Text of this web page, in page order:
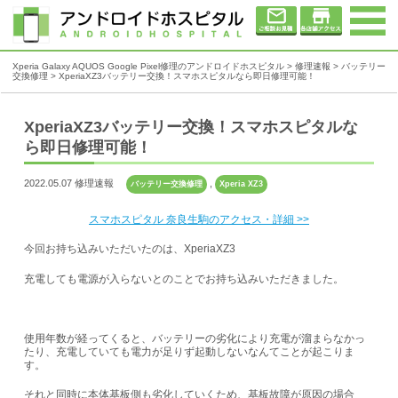
Xperia Galaxy AQUOS Google Pixel修理のアンドロイドホスピタル > 修理速報 > バッテリー
交換修理 > XperiaXZ3バッテリー交換！スマホスピタルなら即日修理可能！
XperiaXZ3バッテリー交換！スマホスピタルな
ら即日修理可能！
2022.05.07 修理速報 バッテリー交換修理 , Xperia XZ3
スマホスピタル 奈良生駒のアクセス・詳細 >>
今回お持ち込みいただいたのは、XperiaXZ3
充電しても電源が入らないとのことでお持ち込みいただきました。
使用年数が経ってくると、バッテリーの劣化により充電が溜まらなかっ
たり、充電していても電力が足りず起動しないなんてことが起こりま
す。
それと同時に本体基板側も劣化していくため、基板故障が原因の場合